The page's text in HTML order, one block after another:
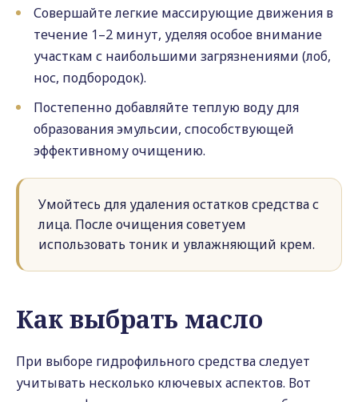
Совершайте легкие массирующие движения в
течение 1–2 минут, уделяя особое внимание
участкам с наибольшими загрязнениями (лоб,
нос, подбородок).
Постепенно добавляйте теплую воду для
образования эмульсии, способствующей
эффективному очищению.
Умойтесь для удаления остатков средства с
лица. После очищения советуем
использовать тоник и увлажняющий крем.
Как выбрать масло
При выборе гидрофильного средства следует
учитывать несколько ключевых аспектов. Вот